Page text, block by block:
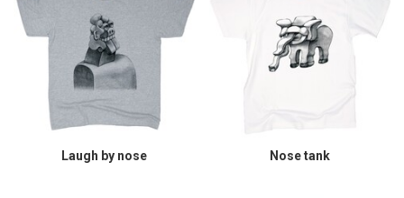
Laugh by nose Nose tank